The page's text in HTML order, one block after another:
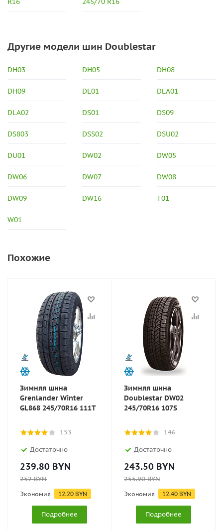
Другие модели шин Doublestar
DH03 DH05 DH08
DH09 DL01 DLA01
DLA02 DS01 DS09
DS803 DSS02 DSU02
DU01 DW02 DW05
DW06 DW07 DW08
DW09 DW16 T01
W01
Похожие
Зимняя шина
Grenlander Winter
GL868 245/70R16 111T
153
Достаточно
239.80 BYN
252BYN
Экономия 12.20 BYN
Подробнее
Зимняя шина
Doublestar DW02
245/70R16 107S
146
Достаточно
243.50 BYN
255.90BYN
Экономия 12.40 BYN
Подробнее